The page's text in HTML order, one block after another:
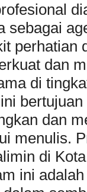
sebagai
perhatian
dan
di
dan
menulis.
di
ini